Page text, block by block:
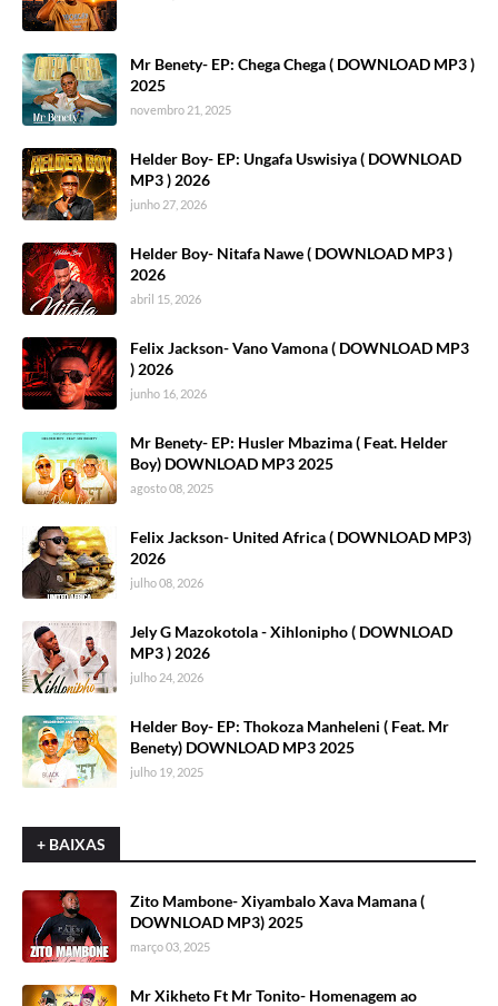
Mr Benety- EP: Chega Chega ( DOWNLOAD MP3 )
2025
novembro 21, 2025
Helder Boy- EP: Ungafa Uswisiya ( DOWNLOAD
MP3 ) 2026
junho 27, 2026
Helder Boy- Nitafa Nawe ( DOWNLOAD MP3 )
2026
abril 15, 2026
Felix Jackson- Vano Vamona ( DOWNLOAD MP3
) 2026
junho 16, 2026
Mr Benety- EP: Husler Mbazima ( Feat. Helder
Boy) DOWNLOAD MP3 2025
agosto 08, 2025
Felix Jackson- United Africa ( DOWNLOAD MP3)
2026
julho 08, 2026
Jely G Mazokotola - Xihlonipho ( DOWNLOAD
MP3 ) 2026
julho 24, 2026
Helder Boy- EP: Thokoza Manheleni ( Feat. Mr
Benety) DOWNLOAD MP3 2025
julho 19, 2025
+ BAIXAS
Zito Mambone- Xiyambalo Xava Mamana (
DOWNLOAD MP3) 2025
março 03, 2025
Mr Xikheto Ft Mr Tonito- Homenagem ao